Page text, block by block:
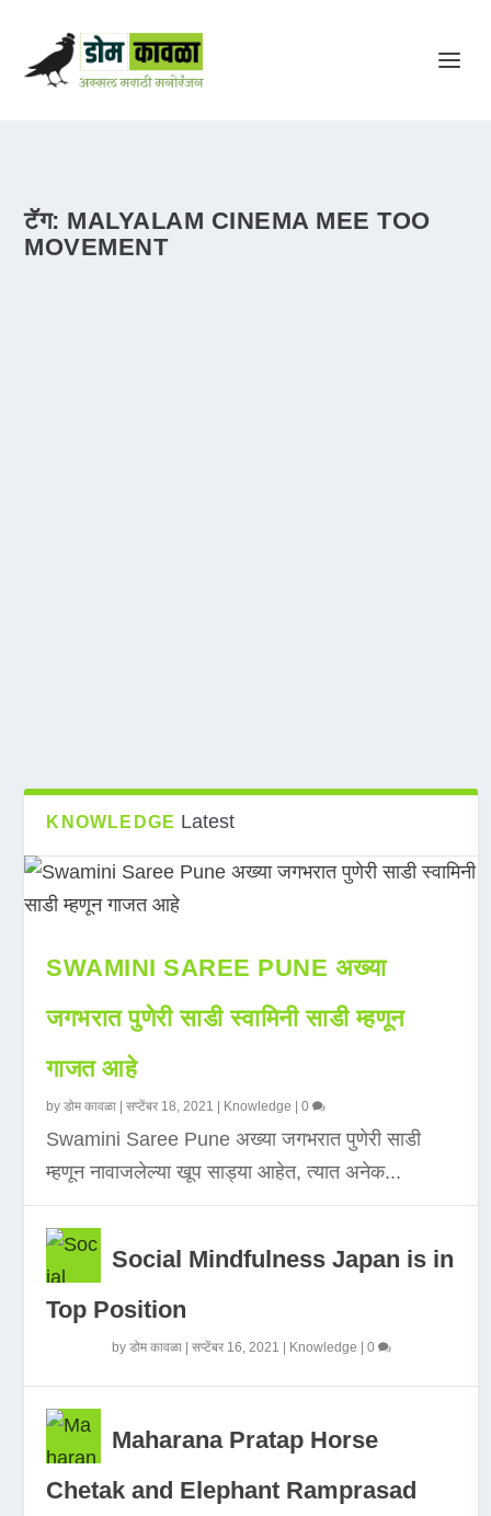
टॅग: MALYALAM CINEMA MEE TOO
MOVEMENT
KNOWLEDGE Latest
SWAMINI SAREE PUNE अख्या
जगभरात पुणेरी साडी स्वामिनी साडी म्हणून
गाजत आहे
byडोम कावळा |सप्टेंबर 18, 2021 Knowledge |0
Swamini Saree Pune अख्या जगभरात पुणेरी साडी
म्हणून नावाजलेल्या खूप साड्या आहेत, त्यात अनेक...
Social Mindfulness Japan is in
Top Position
byडोम कावळा |सप्टेंबर 16, 2021 Knowledge |0
Maharana Pratap Horse
Chetak and Elephant Ramprasad